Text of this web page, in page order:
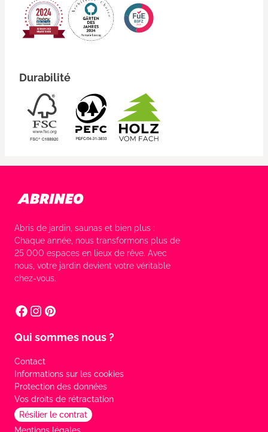
Durabilité
Abris de jardin, saunas et bien plus :
Chaque année, nous transformons plus de
25 000 espaces en lieux de rêve. Avec
nous, votre jardin devient votre véritable
chez-vous.
Qui sommes nous ?
Contact
Informations sur les cookies
Protection des données
Vos droits de rétractation
Résilier le contrat